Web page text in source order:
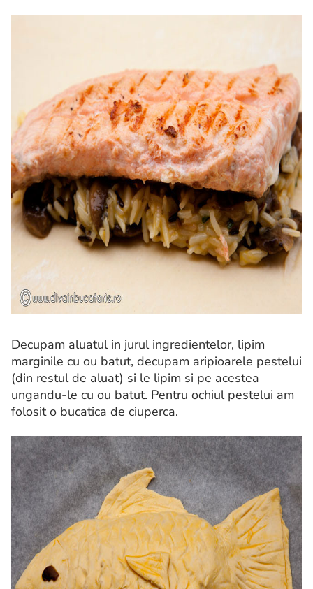
Decupam aluatul in jurul ingredientelor, lipim
marginile cu ou batut, decupam aripioarele pestelui
(din restul de aluat) si le lipim si pe acestea
ungandu-le cu ou batut. Pentru ochiul pestelui am
folosit o bucatica de ciuperca.